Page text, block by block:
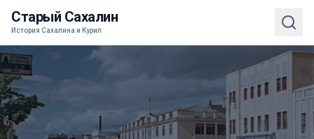
Старый Сахалин
История Сахалина и Курил